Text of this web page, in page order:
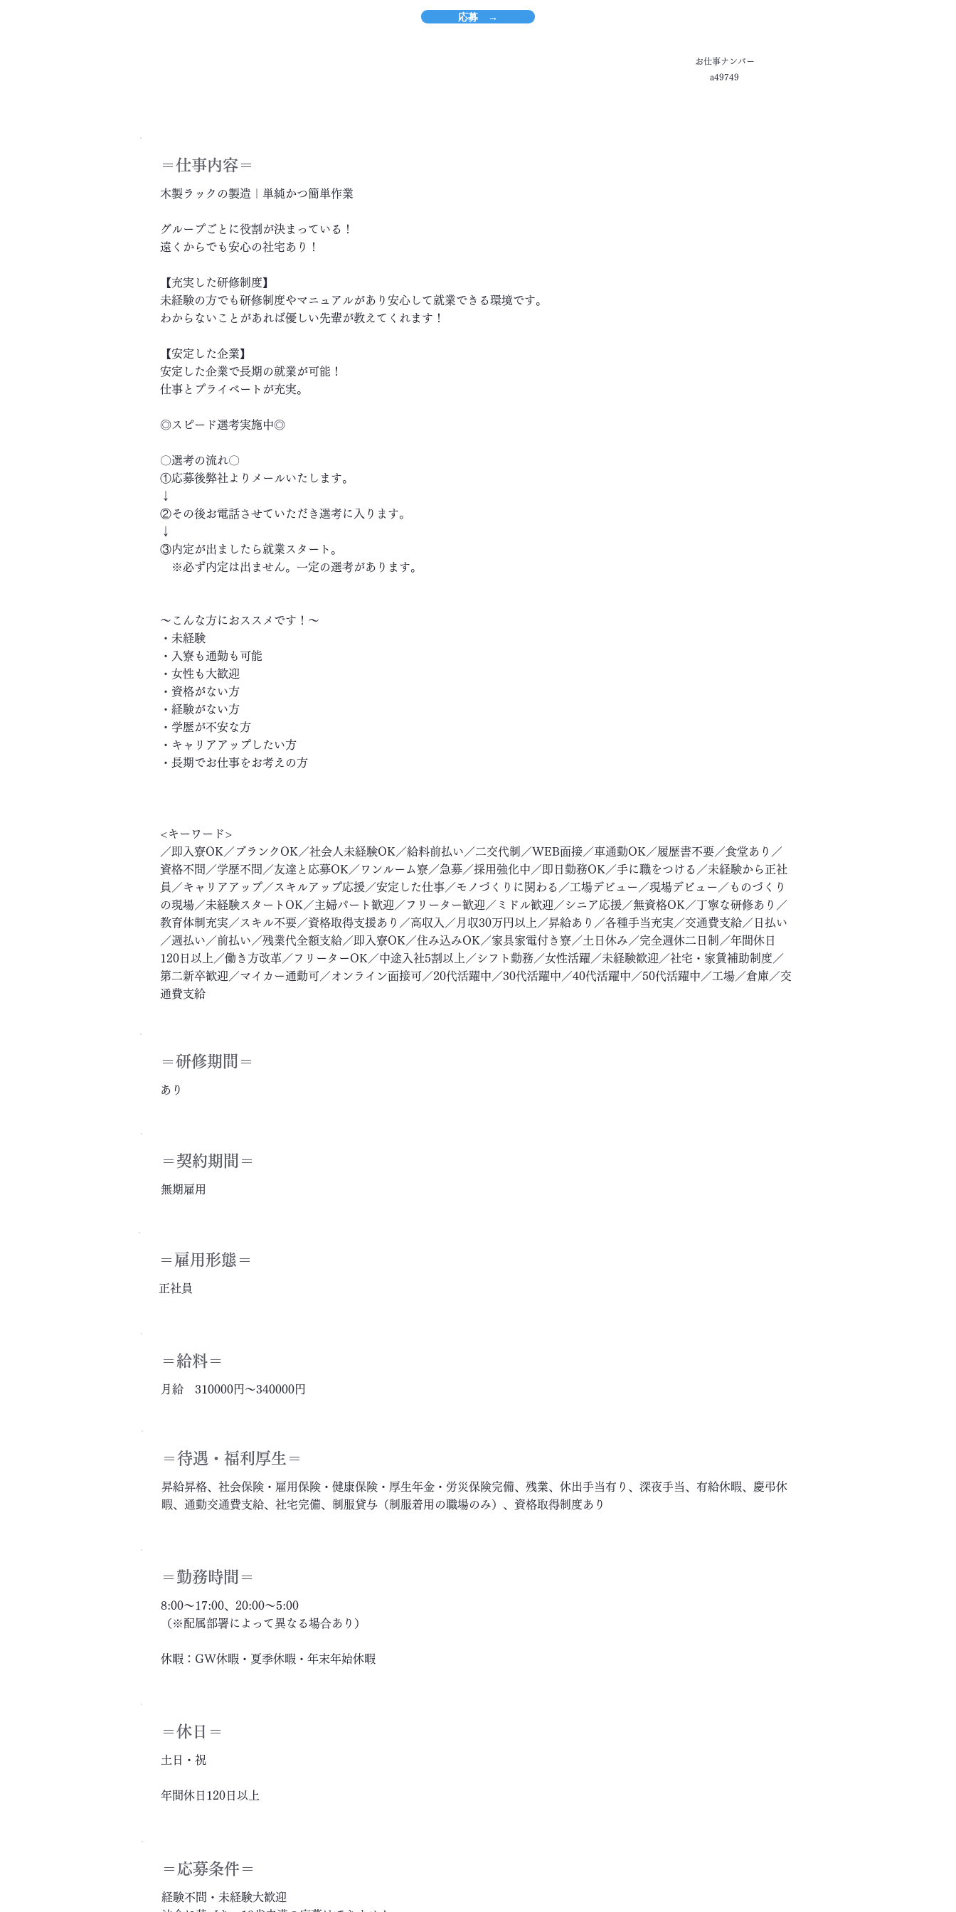
応募 →
お仕事ナンバー
a49749
＝​仕事内容＝
木製ラックの製造｜単純かつ簡単作業
グループごとに役割が決まっている！
遠くからでも安心の社宅あり！
【充実した研修制度】
未経験の方でも研修制度やマニュアルがあり安心して就業できる環境です。
わからないことがあれば優しい先輩が教えてくれます！
【安定した企業】
安定した企業で長期の就業が可能！
仕事とプライベートが充実。
◎スピード選考実施中◎
〇選考の流れ〇
①応募後弊社よりメールいたします。
↓
②その後お電話させていただき選考に入ります。
↓
③内定が出ましたら就業スタート。
※必ず内定は出ません。一定の選考があります。
～こんな方におススメです！～
・未経験
・入寮も通勤も可能
・女性も大歓迎
・資格がない方
・経験がない方
・学歴が不安な方
・キャリアアップしたい方
・長期でお仕事をお考えの方
<キーワード>
／即入寮OK／ブランクOK／社会人未経験OK／給料前払い／二交代制／WEB面接／車通勤OK／履歴書不要／食堂あり／
資格不問／学歴不問／友達と応募OK／ワンルーム寮／急募／採用強化中／即日勤務OK／手に職をつける／未経験から正社
員／キャリアアップ／スキルアップ応援／安定した仕事／モノづくりに関わる／工場デビュー／現場デビュー／ものづくり
の現場／未経験スタートOK／主婦パート歓迎／フリーター歓迎／ミドル歓迎／シニア応援／無資格OK／丁寧な研修あり／
教育体制充実／スキル不要／資格取得支援あり／高収入／月収30万円以上／昇給あり／各種手当充実／交通費支給／日払い
／週払い／前払い／残業代全額支給／即入寮OK／住み込みOK／家具家電付き寮／土日休み／完全週休二日制／年間休日
120日以上／働き方改革／フリーターOK／中途入社5割以上／シフト勤務／女性活躍／未経験歓迎／社宅・家賃補助制度／
第二新卒歓迎／マイカー通勤可／オンライン面接可／20代活躍中／30代活躍中／40代活躍中／50代活躍中／工場／倉庫／交
通費支給
＝​研修期間＝
あり
＝契約期間＝
無期雇用
＝雇用形態＝
正社員
＝給料＝
月給 310000円～340000円
＝​待遇・福利厚生＝
昇給昇格、社会保険・雇用保険・健康保険・厚生年金・労災保険完備、残業、休出手当有り、深夜手当、有給休暇、慶弔休
暇、通勤交通費支給、社宅完備、制服貸与（制服着用の職場のみ）、資格取得制度あり
＝勤務時間＝
8:00～17:00、20:00～5:00
（※配属部署によって異なる場合あり）
休暇：GW休暇・夏季休暇・年末年始休暇
＝休日＝
土日・祝
年間休日120日以上
＝応募条件＝
経験不問・未経験大歓迎